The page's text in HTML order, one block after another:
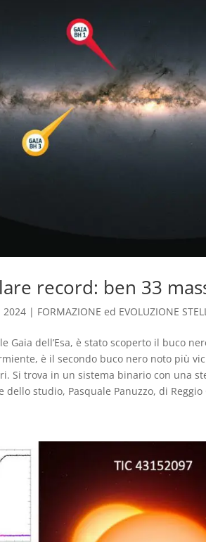
record: ben 33
2024 | FORMAZIONE ed EVOLUZIONE
Gaia dell’Esa, è stato scoperto il buco
è il secondo buco nero noto più
Si trova in un sistema binario con una
studio, Pasquale Panuzzo, di Reggio